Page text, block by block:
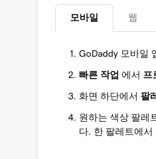
모바일 웹
GoDaddy 모바일
빠른 작업 에서 프
화면 하단에서 팔
원하는 색상 팔레
다. 한 팔레트에서